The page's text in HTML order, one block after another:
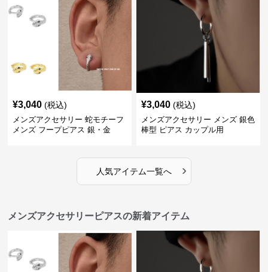
¥3,040 (税込)
メンズアクセサリー 蛇モチーフ
メンズ フープピアス 銀・金
¥3,040 (税込)
メンズアクセサリー メンズ 銀色
棒型 ピアス カップル用
人気アイテム一覧へ ›
メンズアクセサリーピアスの新着アイテム